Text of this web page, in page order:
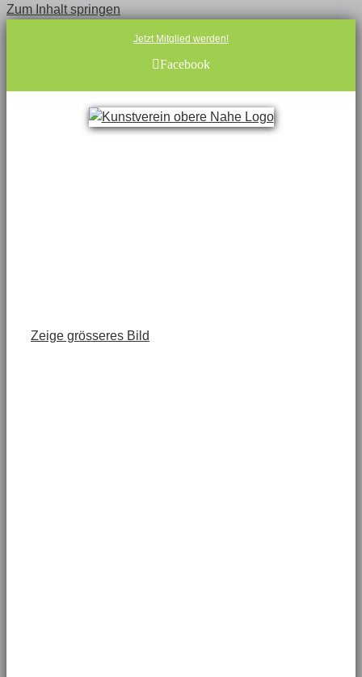
Zum Inhalt springen
Jetzt Mitglied werden!
Facebook
Zeige grösseres Bild